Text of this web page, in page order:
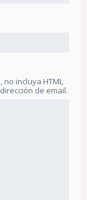
incluya HTML
de email.